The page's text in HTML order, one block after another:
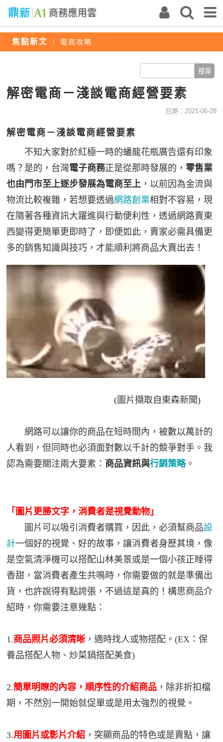
焦點新文 / 電商攻略
解密電商－淺談電商經營要素
日期：2021-06-28
解密電商－淺談電商經營要素
不知大家對於紅極一時的蟠龍花瓶廣告還有印象
嗎？是的，台灣電子商務正是從那時發展的，零售業
也由門市至上逐步發展為電商至上 ，以前因為金流與
物流比較複雜，若想要透過網路創業相對不容易，現
在隨著各種資訊大躍進與行動便利性，透過網路賣東
西變得更簡單更即時了，即便如此，賣家必需具備更
多的銷售知識與技巧，才能順利將商品大賣出去！
(圖片擷取自東森新聞)
網路可以讓你的商品在短時間內，被數以萬計的
人看到，但同時也必須面對數以千計的競爭對手。我
認為需要關注兩大要素： 商品資訊與行銷策略。
「圖片更勝文字，消費者是視覺動物」
圖片可以吸引消費者購買，因此，必須幫商品設
計一個好的視覺、好的故事，讓消費者身歷其境，像
是空氣清淨機可以搭配山林美景或是一個小孩正睡得
香甜，當消費者產生共鳴時，你需要做的就是準備出
貨，也許說得有點誇張，不過這是真的！構思商品介
紹時，你需要注意幾點：
1.商品照片必須清晰 ，適時找人或物搭配。(EX：保
養品搭配人物、炒菜鍋搭配美食)
2.簡單明瞭的內容，順序性的介紹商品 ，除非折扣檔
期，不然別一開始就促單或是用太強烈的視覺。
3.用圖片或影片介紹 ，突顯商品的特色或是賣點，讓